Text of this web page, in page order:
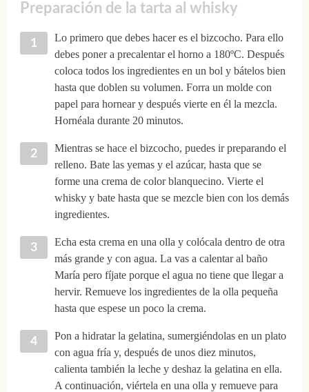
Preparación de la tarta al whisky
Lo primero que debes hacer es el bizcocho. Para ello
debes poner a precalentar el horno a 180ºC. Después
coloca todos los ingredientes en un bol y bátelos bien
hasta que doblen su volumen. Forra un molde con
papel para hornear y después vierte en él la mezcla.
Hornéala durante 20 minutos.
Mientras se hace el bizcocho, puedes ir preparando el
relleno. Bate las yemas y el azúcar, hasta que se
forme una crema de color blanquecino. Vierte el
whisky y bate hasta que se mezcle bien con los demás
ingredientes.
Echa esta crema en una olla y colócala dentro de otra
más grande y con agua. La vas a calentar al baño
María pero fíjate porque el agua no tiene que llegar a
hervir. Remueve los ingredientes de la olla pequeña
hasta que espese un poco la crema.
Pon a hidratar la gelatina, sumergiéndolas en un plato
con agua fría y, después de unos diez minutos,
calienta también la leche y deshaz la gelatina en ella.
A continuación, viértela en una olla y remueve para